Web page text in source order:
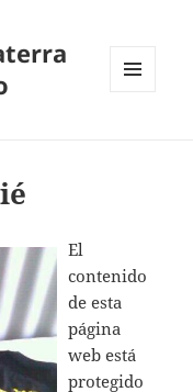
El
contenido
de esta
página
web está
protegido